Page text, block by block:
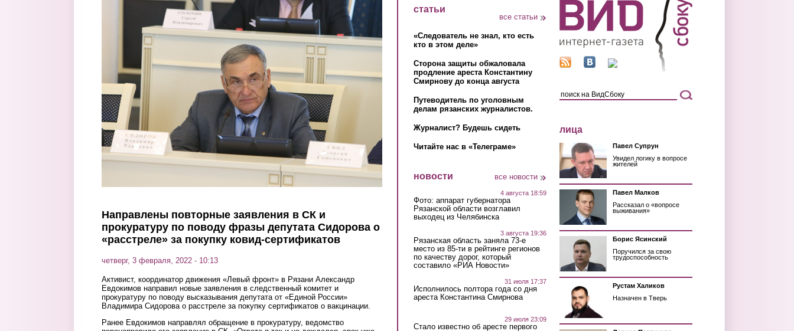
Направлены повторные заявления в СК и
прокуратуру по поводу фразы депутата Сидорова о
«расстреле» за покупку ковид-сертификатов
четверг, 3 февраля, 2022 - 10:13
Активист, координатор движения «Левый фронт» в Рязани Александр
Евдокимов направил новые заявления в следственный комитет и
прокуратуру по поводу высказывания депутата от «Единой России»
Владимира Сидорова о расстреле за покупку сертификатов о вакцинации.
Ранее Евдокимов направлял обращение в прокуратуру, ведомство
статьи
все статьи
«Следователь не знал, кто есть
кто в этом деле»
Сторона защиты обжаловала
продление ареста Константину
Смирнову до конца августа
Путеводитель по уголовным
делам рязанских журналистов.
Журналист? Будешь сидеть
Читайте нас в «Телеграме»
новости все новости
4 августа 18:59
Фото: аппарат губернатора
Рязанской области возглавил
выходец из Челябинска
3 августа 19:36
Рязанская область заняла 73-е
место из 85-ти в рейтинге регионов
по качеству дорог, который
составило «РИА Новости»
31 июля 17:37
Исполнилось полтора года со дня
ареста Константина Смирнова
29 июля 23:09
Стало известно об аресте первого
лица
Павел Супрун
Увидел логику в вопросе
жителей
Павел Малков
Рассказал о «вопросе
выживания»
Борис Ясинский
Поручился за свою
трудоспособность
Рустам Халиков
Назначен в Тверь